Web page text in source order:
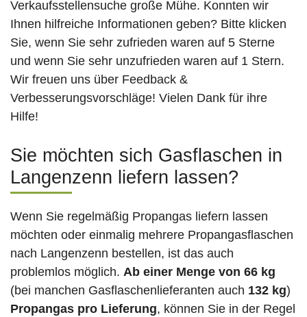
Verkaufsstellensuche große Mühe. Konnten wir
Ihnen hilfreiche Informationen geben? Bitte klicken
Sie, wenn Sie sehr zufrieden waren auf 5 Sterne
und wenn Sie sehr unzufrieden waren auf 1 Stern.
Wir freuen uns über Feedback &
Verbesserungsvorschläge! Vielen Dank für ihre
Hilfe!
Sie möchten sich Gasflaschen in
Langenzenn liefern lassen?
Wenn Sie regelmäßig Propangas liefern lassen
möchten oder einmalig mehrere Propangasflaschen
nach Langenzenn bestellen, ist das auch
problemlos möglich. Ab einer Menge von 66 kg
(bei manchen Gasflaschenlieferanten auch 132 kg)
Propangas pro Lieferung, können Sie in der Regel